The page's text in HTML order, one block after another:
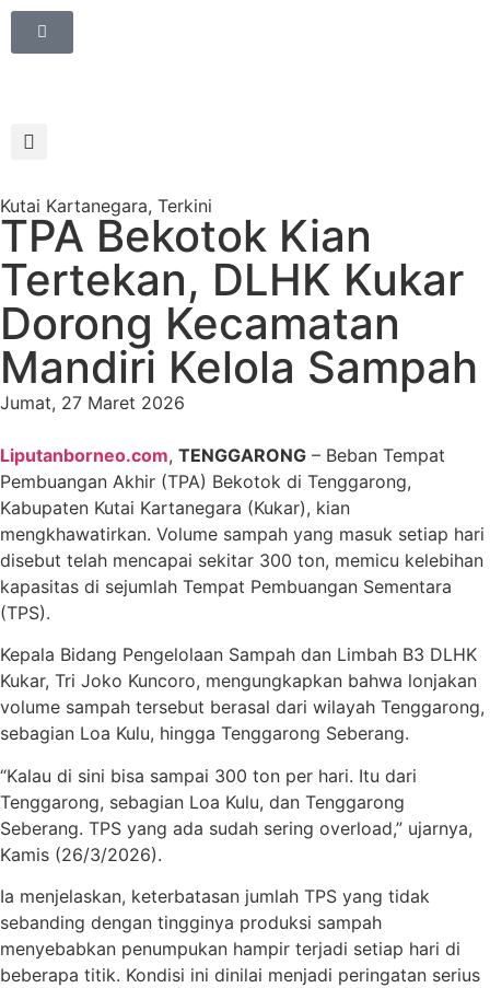
Kutai Kartanegara, Terkini
TPA Bekotok Kian
Tertekan, DLHK Kukar
Dorong Kecamatan
Mandiri Kelola Sampah
Jumat, 27 Maret 2026
Liputanborneo.com, TENGGARONG – Beban Tempat
Pembuangan Akhir (TPA) Bekotok di Tenggarong,
Kabupaten Kutai Kartanegara (Kukar), kian
mengkhawatirkan. Volume sampah yang masuk setiap hari
disebut telah mencapai sekitar 300 ton, memicu kelebihan
kapasitas di sejumlah Tempat Pembuangan Sementara
(TPS).
Kepala Bidang Pengelolaan Sampah dan Limbah B3 DLHK
Kukar, Tri Joko Kuncoro, mengungkapkan bahwa lonjakan
volume sampah tersebut berasal dari wilayah Tenggarong,
sebagian Loa Kulu, hingga Tenggarong Seberang.
“Kalau di sini bisa sampai 300 ton per hari. Itu dari
Tenggarong, sebagian Loa Kulu, dan Tenggarong
Seberang. TPS yang ada sudah sering overload,” ujarnya,
Kamis (26/3/2026).
Ia menjelaskan, keterbatasan jumlah TPS yang tidak
sebanding dengan tingginya produksi sampah
menyebabkan penumpukan hampir terjadi setiap hari di
beberapa titik. Kondisi ini dinilai menjadi peringatan serius